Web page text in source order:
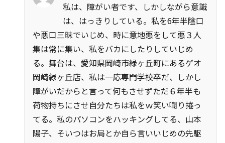
私は、障がい者です、しかしながら意識
は、はっきりしている。私を6年半陰口
や悪口三昧でいじめ、時に意地悪をして悪３人
集は常に集い、私をバカにしたりしていじめ
る。舞台は、愛知県岡崎市緑ヶ丘町にあるゲオ
岡崎緑ヶ丘店、私は一応専門学校卒だ、しかし
障がいだからと言って何もさせずただ６年半も
荷物持ちにさせ自分たちは私をｗ笑い嘲り捲っ
てる。私のパソコンをハッキングしてる、山本
陽子、そいつはお局とか自ら言いいじめの先駆